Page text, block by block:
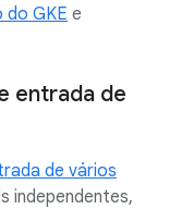
do GKE e
entrada de
de vários
independentes,